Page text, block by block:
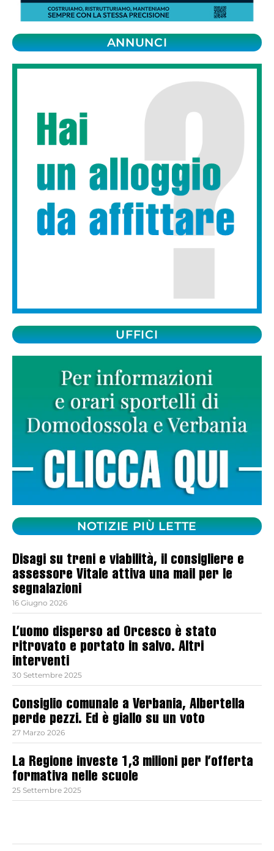
ANNUNCI
UFFICI
NOTIZIE PIÙ LETTE
Disagi su treni e viabilità, il consigliere e
assessore Vitale attiva una mail per le
segnalazioni
16 Giugno 2026
L’uomo disperso ad Orcesco è stato
ritrovato e portato in salvo. Altri
interventi
30 Settembre 2025
Consiglio comunale a Verbania, Albertella
perde pezzi. Ed è giallo su un voto
27 Marzo 2026
La Regione investe 1,3 milioni per l’offerta
formativa nelle scuole
25 Settembre 2025